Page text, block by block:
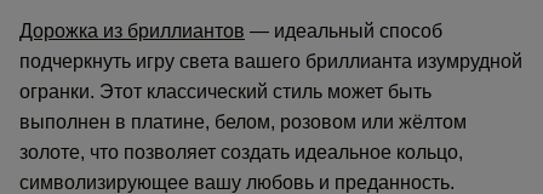
Дорожка из бриллиантов — идеальный способ
подчеркнуть игру света вашего бриллианта изумрудной
огранки. Этот классический стиль может быть
выполнен в платине, белом, розовом или жёлтом
золоте, что позволяет создать идеальное кольцо,
символизирующее вашу любовь и преданность.